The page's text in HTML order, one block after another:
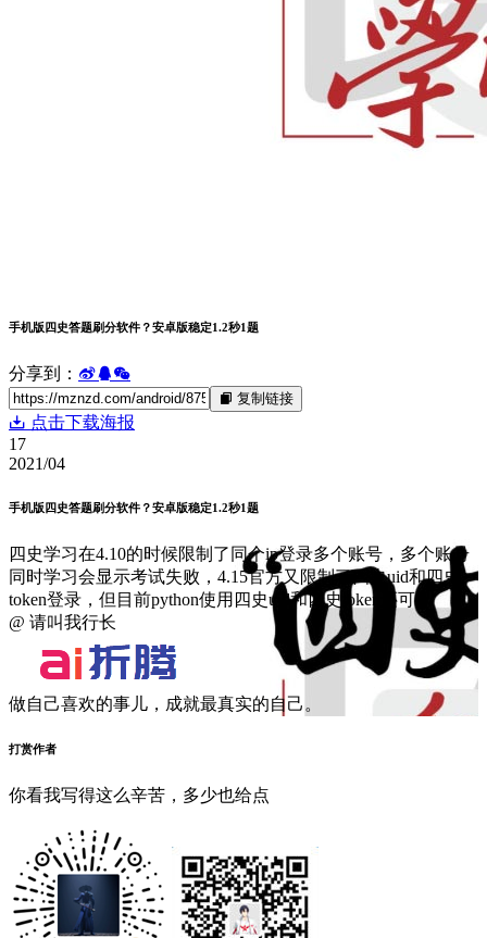
手机版四史答题刷分软件？安卓版稳定1.2秒1题
分享到：
复制链接
点击下载海报
17
2021/04
手机版四史答题刷分软件？安卓版稳定1.2秒1题
四史学习在4.10的时候限制了同个ip登录多个账号，多个账号
同时学习会显示考试失败，4.15官方又限制了四史uid和四史
token登录，但目前python使用四史uid和四史token还可...
@ 请叫我行长
做自己喜欢的事儿，成就最真实的自己。
打赏作者
你看我写得这么辛苦，多少也给点